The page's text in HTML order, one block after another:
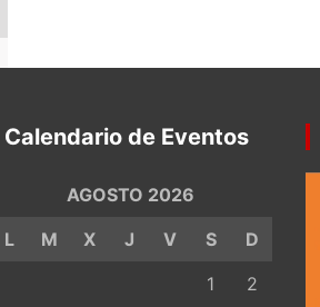
Calendario de Eventos
AGOSTO 2026
L
M X J V S
D
1
2